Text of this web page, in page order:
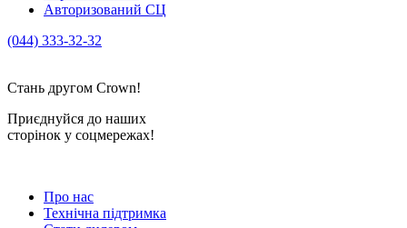
Авторизований СЦ
(044) 333-32-32
Стань другом Crown!
Приєднуйся до наших
сторінок у соцмережах!
Про нас
Технічна підтримка